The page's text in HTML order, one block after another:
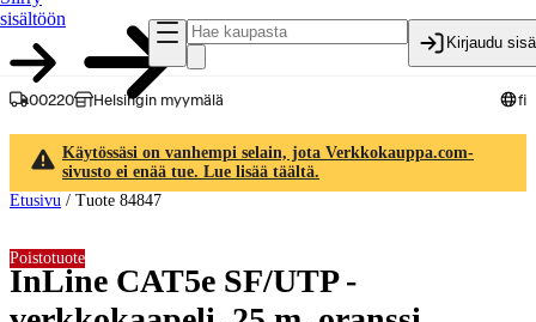
sisältöön
Kirjaudu
00220 Helsingin myymälä fi
Käytössäsi on vanhempi selain, jota Verkkokauppa.com-
sivusto ei enää tue. Lue lisää täältä.
Etusivu / Tuote 84847
InLine CAT5e SF/UTP -
Poistotuote